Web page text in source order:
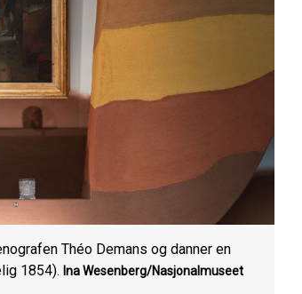
Théo Demans og danner en
1854). Ina Wesenberg/Nasjonalmuseet